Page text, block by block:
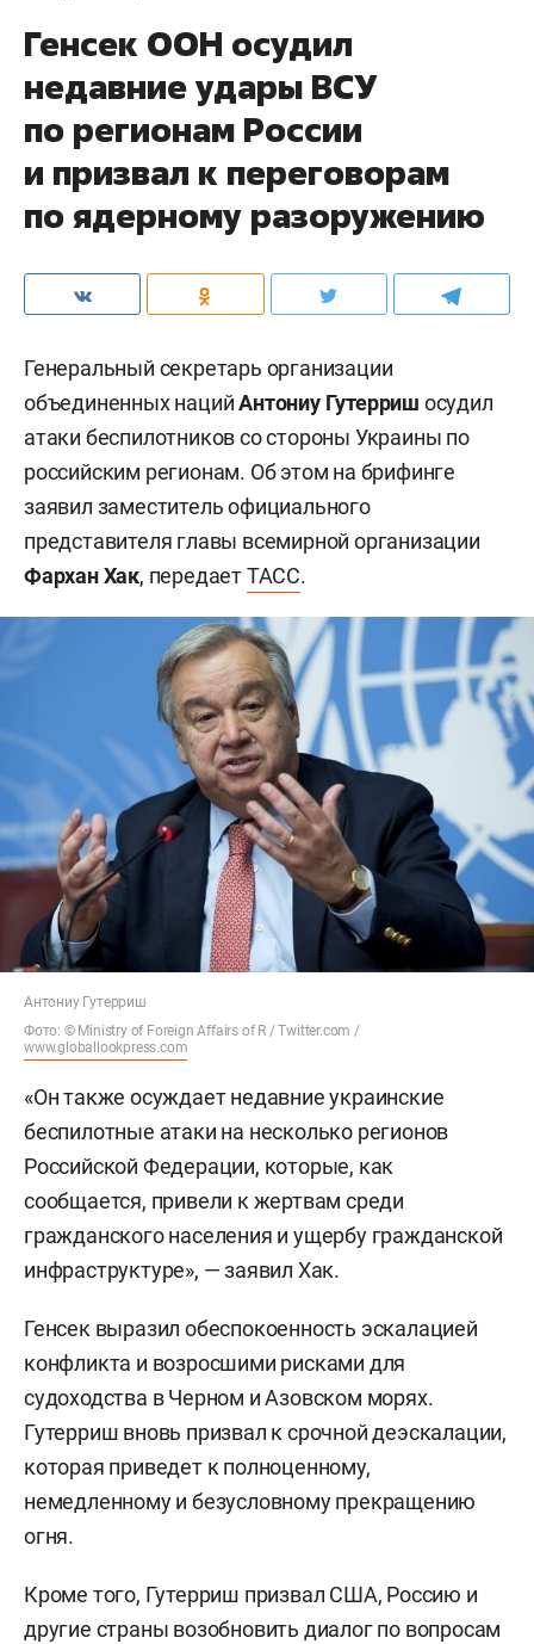
Генсек ООН осудил
недавние удары ВСУ
по регионам России
и призвал к переговорам
по ядерному разоружению
Генеральный секретарь организации
объединенных нацийАнтониу Гутерриш осудил
атаки беспилотников со стороны Украины по
российским регионам. Об этом на брифинге
заявил заместитель официального
представителя главы всемирной организации
Фархан Хак, передаетТАСС.
Антониу Гутерриш
Фото: © Ministry of Foreign Affairs of R / Twitter.com /
www.globallookpress.com
«Он также осуждает недавние украинские
беспилотные атаки на несколько регионов
Российской Федерации, которые, как
сообщается, привели к жертвам среди
гражданского населения и ущербу гражданской
инфраструктуре», — заявил Хак.
Генсек выразил обеспокоенность эскалацией
конфликта и возросшими рисками для
судоходства в Черном и Азовском морях.
Гутерриш вновь призвал к срочной деэскалации,
которая приведет к полноценному,
немедленному и безусловному прекращению
огня.
Кроме того, Гутерриш призвал США, Россию и
другие страны возобновить диалог по вопросам